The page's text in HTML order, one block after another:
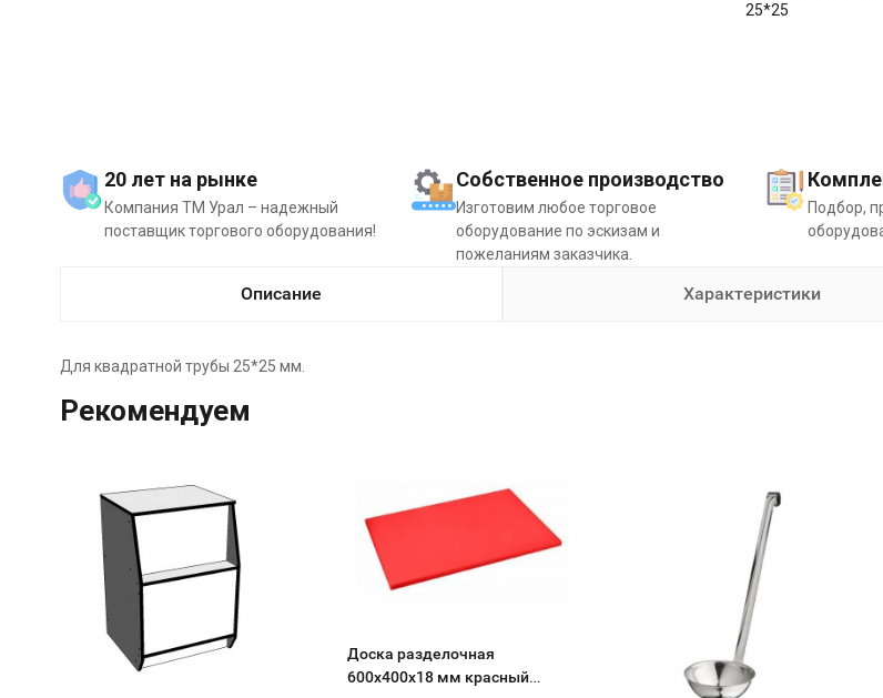
25*25
20 лет на рынке
Компания ТМ Урал – надежный
поставщик торгового оборудования!
Собственное производство
Изготовим любое торговое
оборудование по эскизам и
пожеланиям заказчика.
Подбор,
Описание Характеристики
Для квадратной трубы 25*25 мм.
Рекомендуем
Доска разделочная
600х400х18 мм красный